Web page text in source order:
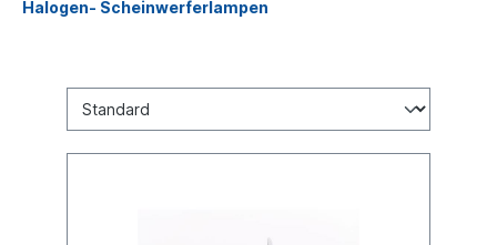
Halogen- Scheinwerferlampen